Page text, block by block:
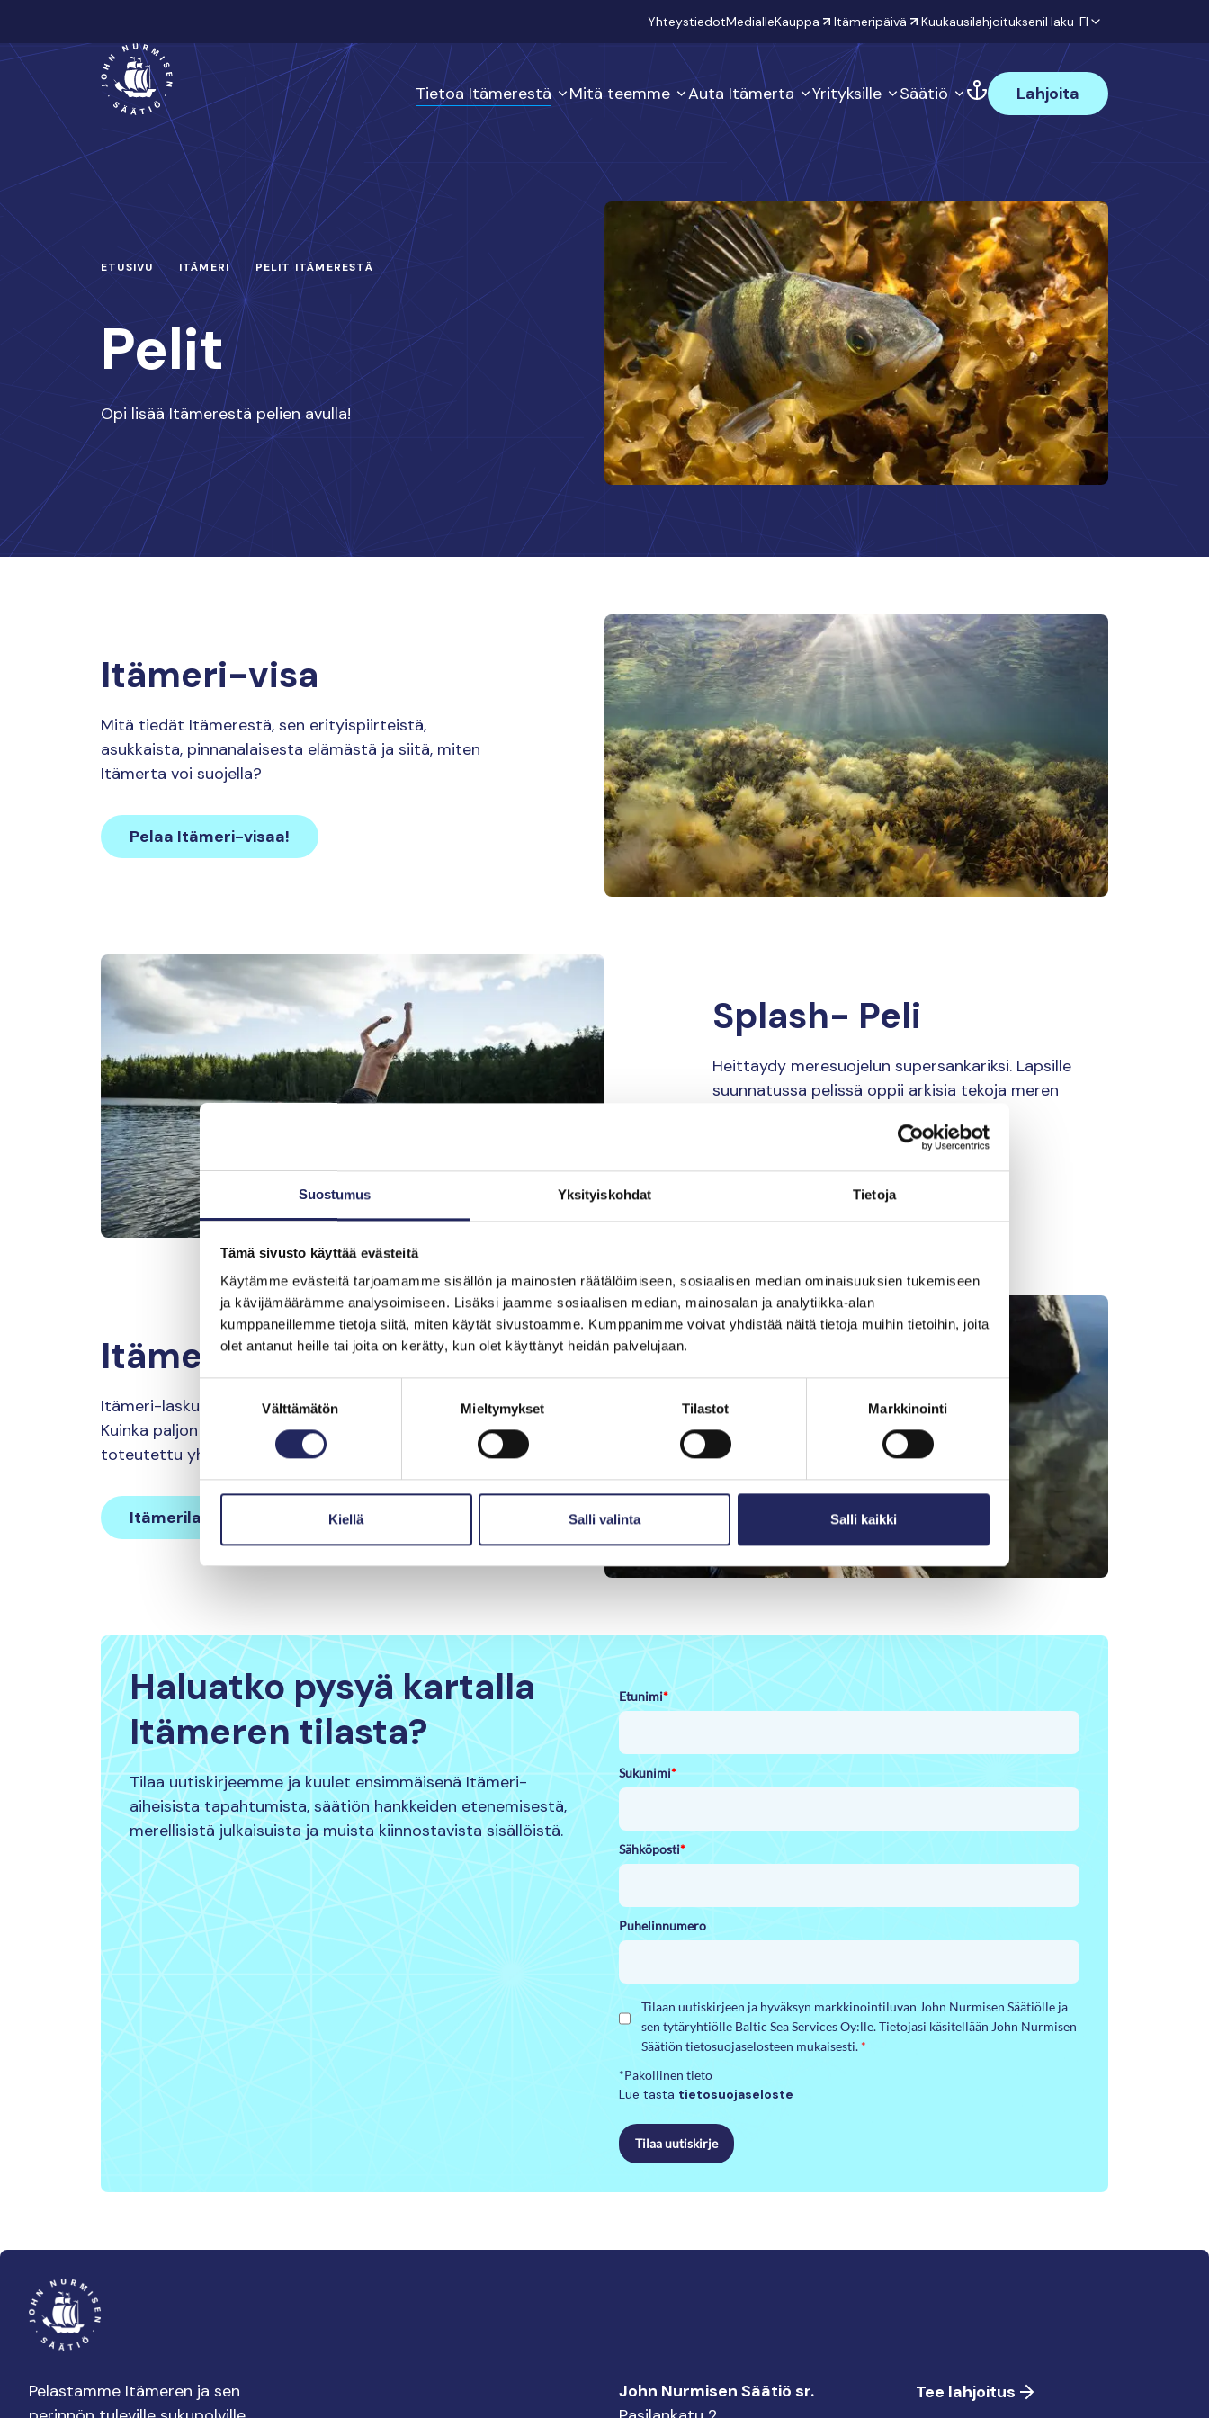
Suostumus Yksityiskohdat Tietoja
Tämä sivusto käyttää evästeitä
Käytämme evästeitä tarjoamamme sisällön ja mainosten räätälöimiseen, sosiaalisen median ominaisuuksien tukemiseen
ja kävijämäärämme analysoimiseen. Lisäksi jaamme sosiaalisen median, mainosalan ja analytiikka-alan
kumppaneillemme tietoja siitä, miten käytät sivustoamme. Kumppanimme voivat yhdistää näitä tietoja muihin tietoihin, joita
olet antanut heille tai joita on kerätty, kun olet käyttänyt heidän palvelujaan.
Välttämätön Mieltymykset Tilastot Markkinointi
Kiellä Salli valinta Salli kaikki
Hyppää
sisältöön
YhteystiedotMedialleKauppa Itämeripäivä KuukausilahjoitukseniHaku FI
Päävalikko Tietoa Itämerestä Mitä teemme Auta Itämerta Yrityksille Säätiö Lahjoita
ETUSIVU ITÄMERI PELIT ITÄMERESTÄ
Pelit
Opi lisää Itämerestä pelien avulla!
Itämeri-visa
Mitä tiedät Itämerestä, sen erityispiirteistä,
asukkaista, pinnanalaisesta elämästä ja siitä, miten
Itämerta voi suojella?
Pelaa Itämeri-visaa!
Splash- Peli
Heittäydy meresuojelun supersankariksi. Lapsille
suunnatussa pelissä oppii arkisia tekoja meren
Splash-peliin
Itämerilaskuri
Itämeri-laskurilla selvität oman Itämeri-jalanjälkesi.
Kuinka paljon arkesi kuormittaa Itämerta? Laskuri on
toteutettu yhteistyössä HS:n ja Syken kanssa.
Itämerilaskuri
Haluatko pysyä kartalla
Itämeren tilasta?
Tilaa uutiskirjeemme ja kuulet ensimmäisenä Itämeri-
aiheisista tapahtumista, säätiön hankkeiden etenemisestä,
merellisistä julkaisuista ja muista kiinnostavista sisällöistä.
Etunimi*
Sukunimi*
Sähköposti*
Puhelinnumero
Tilaan uutiskirjeen ja hyväksyn markkinointiluvan John Nurmisen Säätiölle ja
sen tytäryhtiölle Baltic Sea Services Oy:lle. Tietojasi käsitellään John Nurmisen
Säätiön tietosuojaselosteen mukaisesti. *
*Pakollinen tieto
Lue tästä tietosuojaseloste
Tilaa uutiskirje
Pelastamme Itämeren ja sen
John Nurmisen Säätiö sr.
Tee lahjoitus